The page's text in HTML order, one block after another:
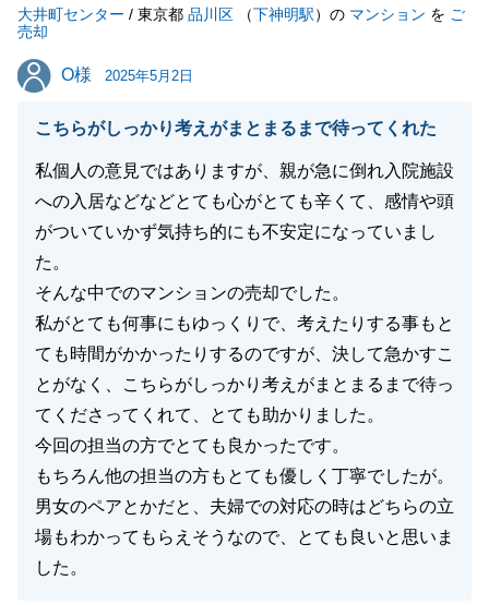
大井町センター / 東京都 品川区 （下神明駅）の マンション を ご
売却
O様
O様 2025年5月2日
こちらがしっかり考えがまとまるまで待ってくれた
私個人の意見ではありますが、親が急に倒れ入院施設
への入居などなどとても心がとても辛くて、感情や頭
がついていかず気持ち的にも不安定になっていまし
た。
そんな中でのマンションの売却でした。
私がとても何事にもゆっくりで、考えたりする事もと
ても時間がかかったりするのですが、決して急かすこ
とがなく、こちらがしっかり考えがまとまるまで待っ
てくださってくれて、とても助かりました。
今回の担当の方でとても良かったです。
もちろん他の担当の方もとても優しく丁寧でしたが。
男女のペアとかだと、夫婦での対応の時はどちらの立
場もわかってもらえそうなので、とても良いと思いま
した。